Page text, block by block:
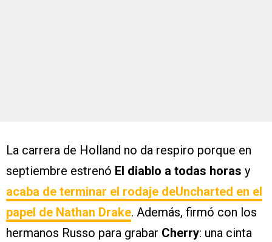
La carrera de Holland no da respiro porque en
septiembre estrenó El diablo a todas horas y
acaba de terminar el rodaje deUncharted en el
papel de Nathan Drake. Además, firmó con los
hermanos Russo para grabar Cherry: una cinta